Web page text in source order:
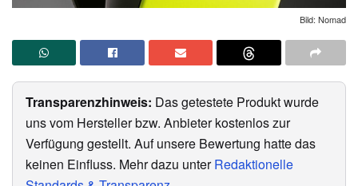
Bild: Nomad
Transparenzhinweis: Das getestete Produkt wurde
uns vom Hersteller bzw. Anbieter kostenlos zur
Verfügung gestellt. Auf unsere Bewertung hatte das
keinen Einfluss. Mehr dazu unterRedaktionelle